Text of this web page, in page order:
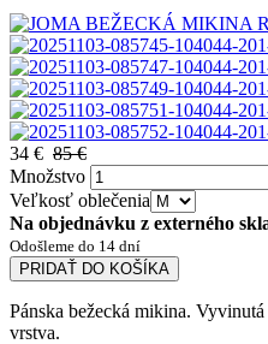
34 € 85 €
Množstvo
Veľkosť oblečenia
Na objednávku z externého
Odošleme do 14 dní
PRIDAŤ DO KOŠÍKA
Pánska bežecká mikina.
vrstva.